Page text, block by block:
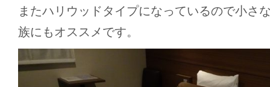
またハリウッドタイプになっているので小さ
族にもオススメです。